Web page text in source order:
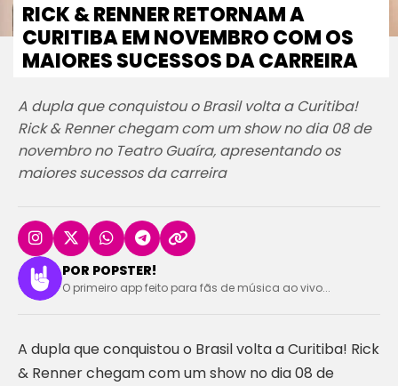
RICK & RENNER RETORNAM A
CURITIBA EM NOVEMBRO COM OS
MAIORES SUCESSOS DA CARREIRA
A dupla que conquistou o Brasil volta a Curitiba!
Rick & Renner chegam com um show no dia 08 de
novembro no Teatro Guaíra, apresentando os
maiores sucessos da carreira
POR POPSTER!
O primeiro app feito para fãs de música ao vivo...
A dupla que conquistou o Brasil volta a Curitiba! Rick
& Renner chegam com um show no dia 08 de